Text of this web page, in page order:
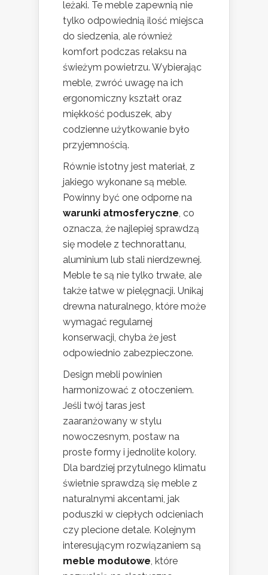
leżaki. Te meble zapewnią nie
tylko odpowiednią ilość miejsca
do siedzenia, ale również
komfort podczas relaksu na
świeżym powietrzu. Wybierając
meble, zwróć uwagę na ich
ergonomiczny kształt oraz
miękkość poduszek, aby
codzienne użytkowanie było
przyjemnością.
Równie istotny jest materiał, z
jakiego wykonane są meble.
Powinny być one odporne na
warunki atmosferyczne, co
oznacza, że najlepiej sprawdzą
się modele z technorattanu,
aluminium lub stali nierdzewnej.
Meble te są nie tylko trwałe, ale
także łatwe w pielęgnacji. Unikaj
drewna naturalnego, które może
wymagać regularnej
konserwacji, chyba że jest
odpowiednio zabezpieczone.
Design mebli powinien
harmonizować z otoczeniem.
Jeśli twój taras jest
zaaranżowany w stylu
nowoczesnym, postaw na
proste formy i jednolite kolory.
Dla bardziej przytulnego klimatu
świetnie sprawdzą się meble z
naturalnymi akcentami, jak
poduszki w ciepłych odcieniach
czy plecione detale. Kolejnym
interesującym rozwiązaniem są
meble modułowe, które